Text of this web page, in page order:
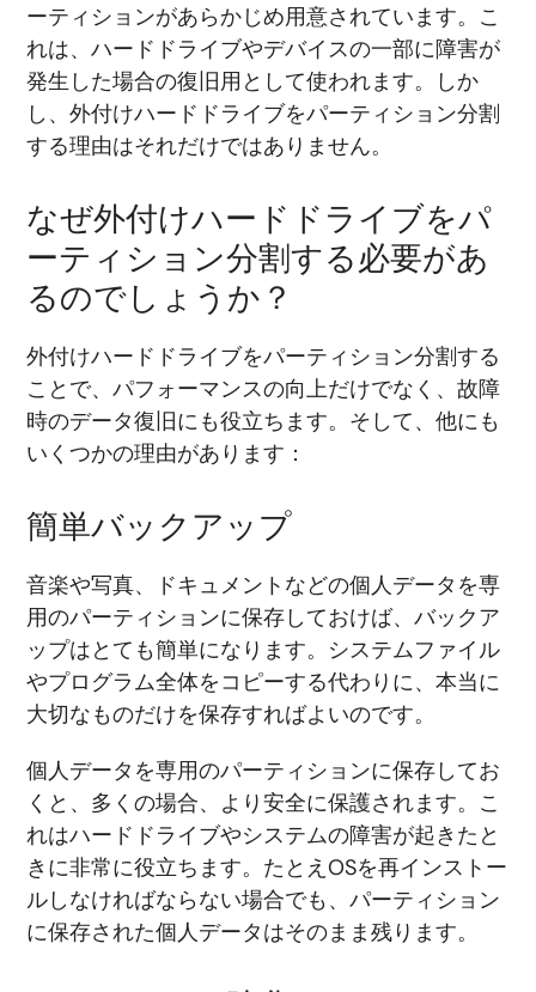
ーティションがあらかじめ用意されています。こ
れは、ハードドライブやデバイスの一部に障害が
発生した場合の復旧用として使われます。しか
し、外付けハードドライブをパーティション分割
する理由はそれだけではありません。
なぜ外付けハードドライブをパ
ーティション分割する必要があ
るのでしょうか？
外付けハードドライブをパーティション分割する
ことで、パフォーマンスの向上だけでなく、故障
時のデータ復旧にも役立ちます。そして、他にも
いくつかの理由があります：
簡単バックアップ
音楽や写真、ドキュメントなどの個人データを専
用のパーティションに保存しておけば、バックア
ップはとても簡単になります。システムファイル
やプログラム全体をコピーする代わりに、本当に
大切なものだけを保存すればよいのです。
個人データを専用のパーティションに保存してお
くと、多くの場合、より安全に保護されます。こ
れはハードドライブやシステムの障害が起きたと
きに非常に役立ちます。たとえOSを再インストー
ルしなければならない場合でも、パーティション
に保存された個人データはそのまま残ります。